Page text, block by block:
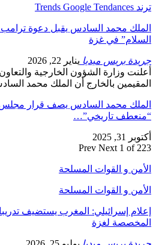
ترند Trends Google Tendances
الملك محمد السادس يقبل دعوة
السلام” في غزة
جريدة بريس ميديا يناير 22, 2026
أعلنت وزارة الشؤون الخارجية
المقيمين بالخارج أن الملك محمد
الملك محمد السادس يصف قرار مجلس
“منعطف تاريخي”…
أكتوبر 31, 2025
Prev Next 1 of 223
الأمن و القوات المسلحة
الأمن و القوات المسلحة
إعلام إسرائيلي: المغرب يستضيف
المخصصة لغزة